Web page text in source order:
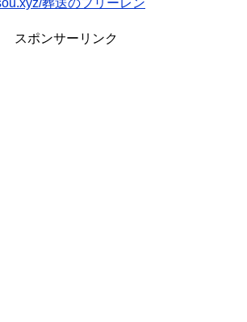
葬送のフリーレン
スポンサーリンク